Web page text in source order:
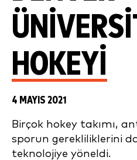
HOKEYI
4 MAYIS 2021
Birçok hokey takımı,
sporun gerekliliklerini
teknolojiye yöneldi.